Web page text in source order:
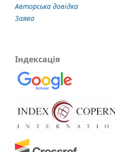
Авторська довідка
Заява
Індексація